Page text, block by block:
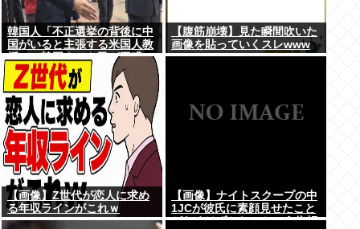
韓国人「不正選挙の背後に中
国がいると主張する米国人教
授に、韓国ネット民が困惑」
【腹筋崩壊】見た瞬間吹いた
画像を貼っていくスレwww
【画像】Z世代が恋人に求め
る年収ラインがこれｗ
【画像】ナイトスクープの中
1JCが彼氏に素顔見せたこと
がなくはずかしいという依頼